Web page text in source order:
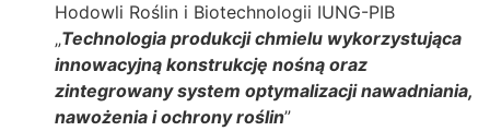
Hodowli Roślin i Biotechnologii IUNG-PIB
„Technologia produkcji chmielu wykorzystująca
innowacyjną konstrukcję nośną oraz
zintegrowany system optymalizacji nawadniania,
nawożenia i ochrony roślin”